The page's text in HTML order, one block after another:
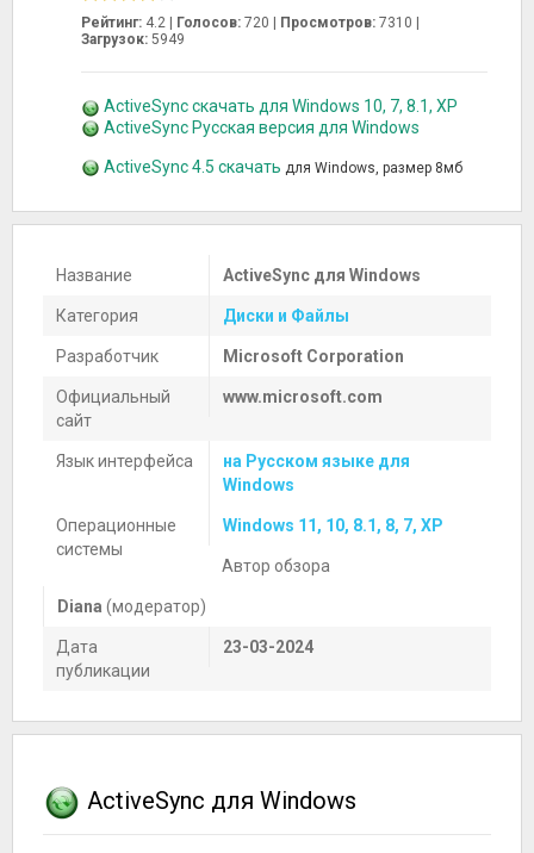
Рейтинг: 4.2 | Голосов: 720 Просмотров: 7310 |
Загрузок: 5949
ActiveSync скачать для Windows 10, 7, 8.1, XP
ActiveSync Русская версия для Windows
ActiveSync 4.5 скачать для Windows, размер 8мб
Название ActiveSync для Windows
Категория Диски и Файлы
Разработчик Microsoft Corporation
Официальный
сайт
www.microsoft.com
Язык интерфейса
на Русском языке для
Windows
Операционные
системы
Windows 11, 10, 8.1, 8, 7, XP
Автор обзора
Diana (модератор)
Дата
публикации
23-03-2024
ActiveSync для Windows